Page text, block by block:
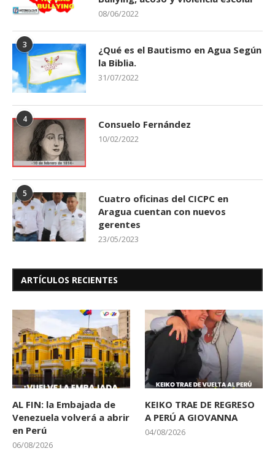
08/06/2022
3
¿Qué es el Bautismo en Agua Según
la Biblia.
31/07/2022
4 Consuelo Fernández
10/02/2022
5
Cuatro oficinas del CICPC en
Aragua cuentan con nuevos
gerentes
23/05/2023
ARTÍCULOS RECIENTES
AL FIN: la Embajada de
Venezuela volverá a abrir
en Perú
06/08/2026
KEIKO TRAE DE REGRESO
A PERÚ A GIOVANNA
04/08/2026